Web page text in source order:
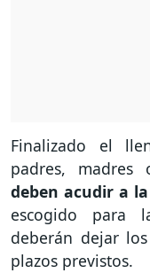
Finalizado el
padres,
deben acudir a
escogido para
deberán dejar
plazos previstos.